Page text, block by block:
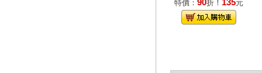
特價： 90折！ 135元